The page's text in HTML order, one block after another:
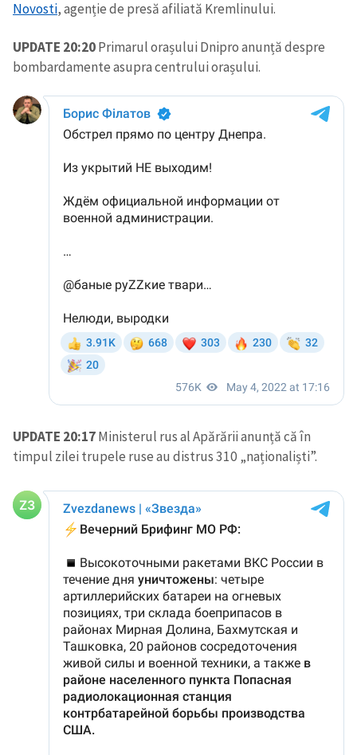
Trimite o informație
Despre ZdG
in English
на русском
Novosti, agenție de presă afiliată Kremlinului.
UPDATE 20:20Primarul orașului Dnipro anunță despre
bombardamente asupra centrului orașului.
UPDATE 20:17Ministerul rus al Apărării anunță că în
timpul zilei trupele ruse au distrus 310 „naționaliști”.